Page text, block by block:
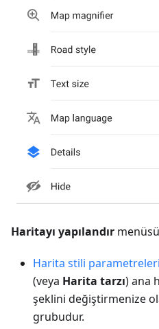
Haritayı yapılandır
Harita stili parametreleri
(veya Harita tarzı) ana
şeklini değiştirmenize
grubudur.